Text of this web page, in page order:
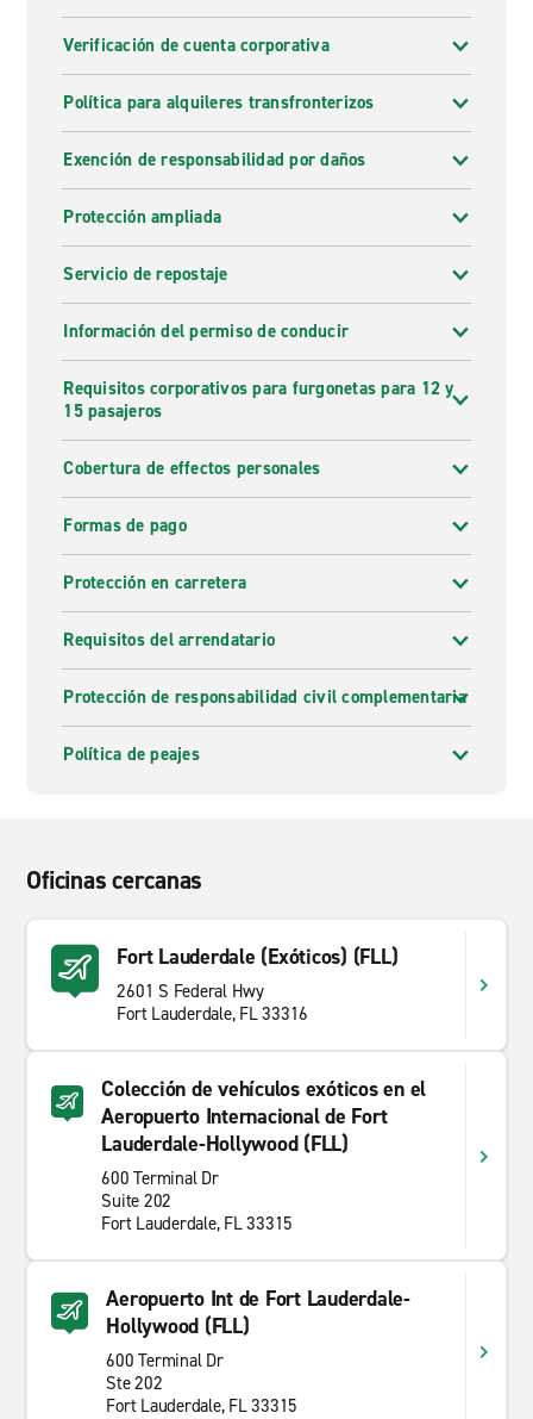
Verificación de cuenta corporativa
Política para alquileres transfronterizos
Exención de responsabilidad por daños
Protección ampliada
Servicio de repostaje
Información del permiso de conducir
Requisitos corporativos para furgonetas para 12 y
15 pasajeros
Cobertura de effectos personales
Formas de pago
Protección en carretera
Requisitos del arrendatario
Protección de responsabilidad civil complementaria
Política de peajes
Oficinas cercanas
Fort Lauderdale (Exóticos) (FLL)
2601 S Federal Hwy
Fort Lauderdale, FL 33316
Colección de vehículos exóticos en el
Aeropuerto Internacional de Fort
Lauderdale-Hollywood (FLL)
600 Terminal Dr
Suite 202
Fort Lauderdale, FL 33315
Aeropuerto Int de Fort Lauderdale-
Hollywood (FLL)
600 Terminal Dr
Ste 202
Fort Lauderdale, FL 33315